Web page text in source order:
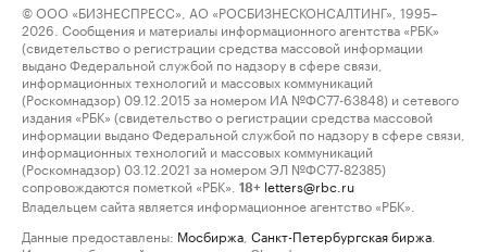
© ООО «БИЗНЕСПРЕСС», АО «РОСБИЗНЕСКОНСАЛТИНГ», 1995–
2026. Сообщения и материалы информационного агентства «РБК»
(свидетельство о регистрации средства массовой информации
выдано Федеральной службой по надзору в сфере связи,
информационных технологий и массовых коммуникаций
(Роскомнадзор) 09.12.2015 за номером ИА №ФС77-63848) и сетевого
издания «РБК» (свидетельство о регистрации средства массовой
информации выдано Федеральной службой по надзору в сфере связи,
информационных технологий и массовых коммуникаций
(Роскомнадзор) 03.12.2021 за номером ЭЛ №ФС77-82385)
сопровождаются пометкой «РБК».
18+ letters@rbc.ru
Владельцем сайта является информационное агентство «РБК».
Данные предоставлены: Мосбиржа Санкт-Петербургская биржа